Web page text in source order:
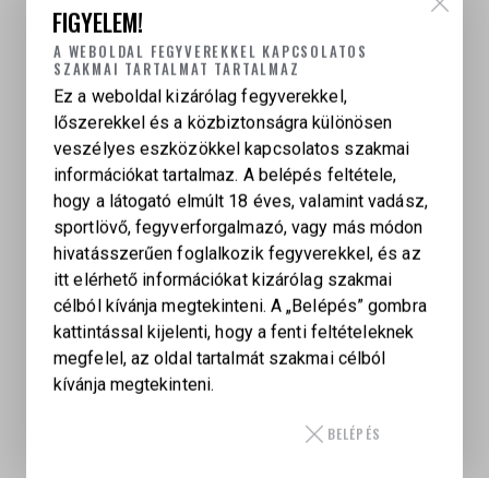
AIMPOINT MICRO H-2 RED DOT IRÁNYZÉKOK – 2
FIGYELEM!
A WEBOLDAL FEGYVEREKKEL KAPCSOLATOS
SZAKMAI TARTALMAT TARTALMAZ
Ez a weboldal kizárólag fegyverekkel,
lőszerekkel és a közbiztonságra különösen
veszélyes eszközökkel kapcsolatos szakmai
információkat tartalmaz. A belépés feltétele,
hogy a látogató elmúlt 18 éves, valamint vadász,
sportlövő, fegyverforgalmazó, vagy más módon
hivatásszerűen foglalkozik fegyverekkel, és az
itt elérhető információkat kizárólag szakmai
célból kívánja megtekinteni. A „Belépés” gombra
kattintással kijelenti, hogy a fenti feltételeknek
megfelel, az oldal tartalmát szakmai célból
kívánja megtekinteni.
BELÉPÉS